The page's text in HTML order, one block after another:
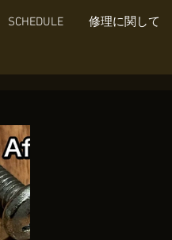
SCHEDULE 修理に関して